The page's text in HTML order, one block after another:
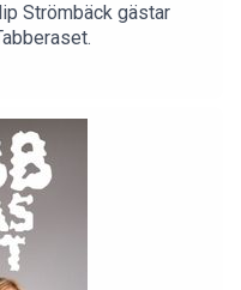
Strömbäck gästar